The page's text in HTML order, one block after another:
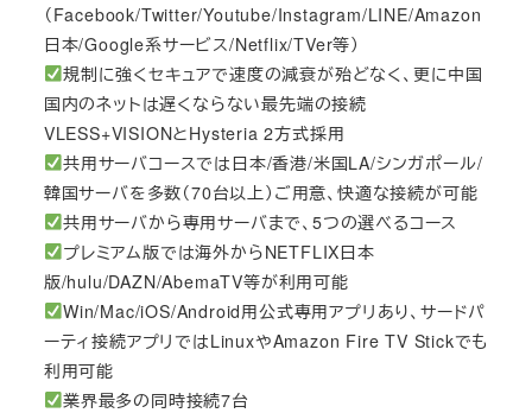
（Facebook/Twitter/Youtube/Instagram/LINE/Amazon
日本/Google系サービス/Netflix/TVer等）
規制に強くセキュアで速度の減衰が殆どなく、更に中国
国内のネットは遅くならない最先端の接続
VLESS+VISIONとHysteria 2方式採用
共用サーバコースでは日本/香港/米国LA/シンガポール/
韓国サーバを多数（70台以上）ご用意、快適な接続が可能
共用サーバから専用サーバまで、5つの選べるコース
プレミアム版では海外からNETFLIX日本
版/hulu/DAZN/AbemaTV等が利用可能
Win/Mac/iOS/Android用公式専用アプリあり、サードパ
ーティ接続アプリではLinuxやAmazon Fire TV Stickでも
利用可能
業界最多の同時接続7台